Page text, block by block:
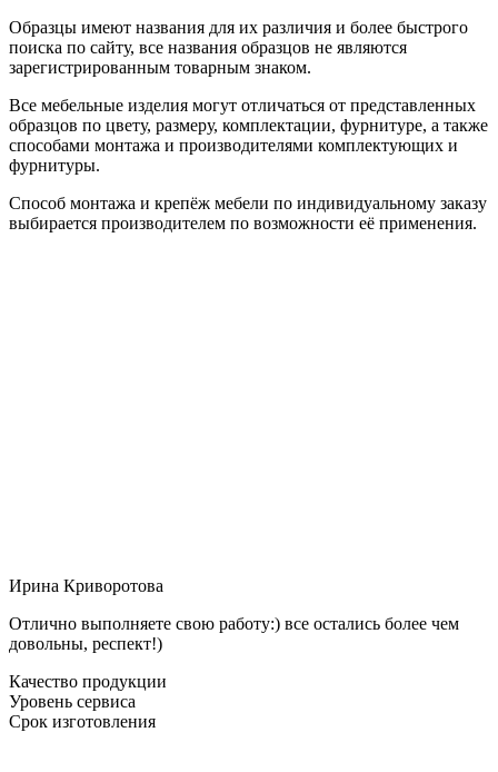
Образцы имеют названия для их различия и более быстрого
поиска по сайту, все названия образцов не являются
зарегистрированным товарным знаком.
Все мебельные изделия могут отличаться от представленных
образцов по цвету, размеру, комплектации, фурнитуре, а также
способами монтажа и производителями комплектующих и
фурнитуры.
Способ монтажа и крепёж мебели по индивидуальному заказу
выбирается производителем по возможности её применения.
Ирина Криворотова
Отлично выполняете свою работу:) все остались более чем
довольны, респект!)
Качество продукции
Уровень сервиса
Срок изготовления